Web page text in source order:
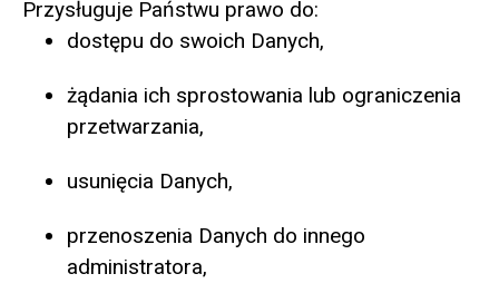
Przysługuje Państwu prawo do:
dostępu do swoich Danych,
żądania ich sprostowania lub ograniczenia
przetwarzania,
usunięcia Danych,
przenoszenia Danych do innego
administratora,